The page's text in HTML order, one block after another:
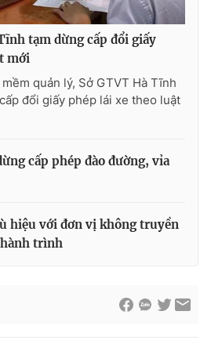
VTV
in và báo điện tử số 483/GP-BTTTT
Thị Mỹ Hạnh, Phạm Quốc Thắng,
tạm dừng cấp đổi giấy
mới
quản lý, Sở GTVT Hà Tĩnh
đổi giấy phép lái xe theo luật
cấp phép đào đường, vỉa
hiệu với đơn vị không truyền
trình